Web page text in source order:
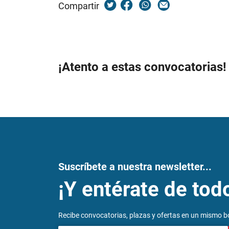
Compartir
¡Atento a estas convocatorias!
Suscríbete a nuestra newsletter...
¡Y entérate de
Recibe convocatorias, plazas y ofertas en un mismo